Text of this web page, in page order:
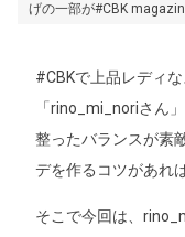
げの一部が#CBK
#CBKで上品レディ
「rino_mi_noriさん
整ったバランスが素
デを作るコツがあれ
そこで今回は、